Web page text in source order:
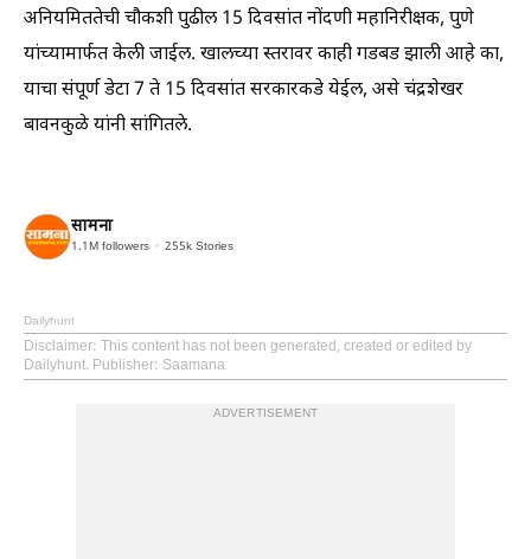
अनियमिततेची चौकशी पुढील 15 दिवसांत नोंदणी महानिरीक्षक, पुणे
यांच्यामार्फत केली जाईल. खालच्या स्तरावर काही गडबड झाली आहे का,
याचा संपूर्ण डेटा 7 ते 15 दिवसांत सरकारकडे येईल, असे चंद्रशेखर
बावनकुळे यांनी सांगितले.
सामना
1.1M followers 255k Stories
Dailyhunt
Disclaimer: This content has not been generated, created or edited by
Dailyhunt. Publisher: Saamana
ADVERTISEMENT